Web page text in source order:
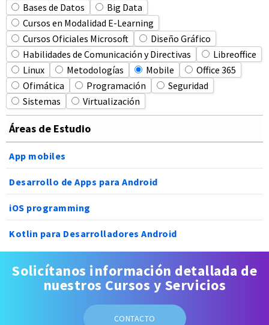
Bases de Datos
Big Data
Cursos en Modalidad E-Learning
Cursos Oficiales Microsoft
Diseño Gráfico
Habilidades de Comunicación y Directivas
Libreoffice
Linux
Metodologías Mobile
Office 365
Ofimática
Programación
Seguridad
Sistemas
Virtualización
Áreas de Estudio
App mobiles
Desarrollo de Apps para Android
iOS programming
Kotlin para Desarrolladores Android
Solicítanos información detallada de
nuestros Cursos y Servicios
CONTACTO